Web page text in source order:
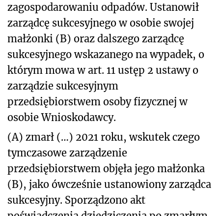
zagospodarowaniu odpadów. Ustanowił
zarządcę sukcesyjnego w osobie swojej
małżonki (B) oraz dalszego zarządcę
sukcesyjnego wskazanego na wypadek, o
którym mowa w art. 11 ustęp 2 ustawy o
zarządzie sukcesyjnym
przedsiębiorstwem osoby fizycznej w
osobie Wnioskodawcy.
(A) zmarł (…) 2021 roku, wskutek czego
tymczasowe zarządzenie
przedsiębiorstwem objęła jego małżonka
(B), jako ówcześnie ustanowiony zarządca
sukcesyjny. Sporządzono akt